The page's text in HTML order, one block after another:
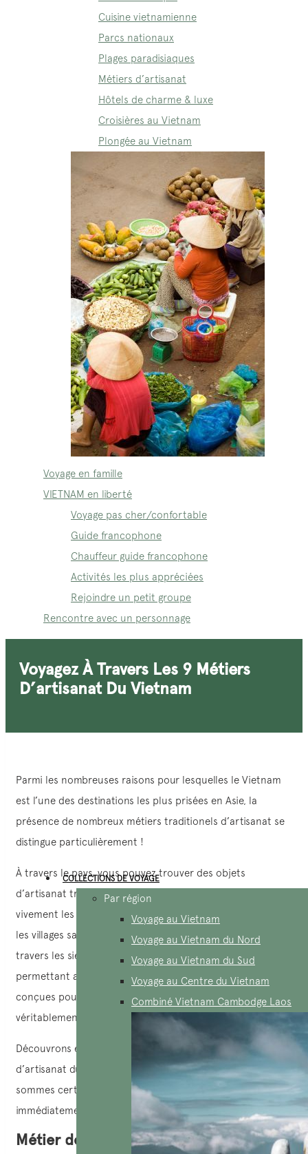
Cuisine vietnamienne
Parcs nationaux
Plages paradisiaques
Métiers d’artisanat
Hôtels de charme & luxe
Croisières au Vietnam
Plongée au Vietnam
Voyage en famille
VIETNAM en liberté
Voyage pas cher/confortable
Guide francophone
Chauffeur guide francophone
Activités les plus appréciées
Rejoindre un petit groupe
Rencontre avec un personnage
COLLECTIONS DE VOYAGE
Par région
Voyage au Vietnam
Voyage au Vietnam du Nord
Voyage au Vietnam du Sud
Voyage au Centre du Vietnam
Combiné Vietnam Cambodge Laos
Voyagez À Travers Les 9 Métiers
D’artisanat Du Vietnam
Parmi les nombreuses raisons pour lesquelles le Vietnam
est l’une des destinations les plus prisées en Asie, la
présence de nombreux métiers traditionels d’artisanat se
distingue particulièrement !
À travers le pays, vous pouvez trouver des objets
d’artisanat traditionnel emblématiques qui reflètent
vivement les éléments culturels de chaque région. De plus,
les villages savent comment préserver ces métiers d’art à
travers les siècles et de nombreuses générations, vous
permettant ainsi de participer à des activités spécialement
conçues pour les touristes ! Cette expérience est
véritablement passionnante.
Découvrons ensemble quelques métiers traditionel
d’artisanat du Vietnam les plus exceptionnels ; nous
sommes certains que vous aurez envie de les visiter
immédiatement.
Métier de soie de Van Phuc (Hanoi)